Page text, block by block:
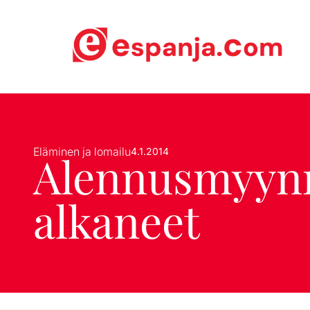
Eläminen ja lomailu4.1.2014
alkaneet